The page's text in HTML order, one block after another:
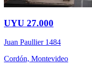
UYU 27.000
Juan Paullier 1484
Cordón, Montevideo